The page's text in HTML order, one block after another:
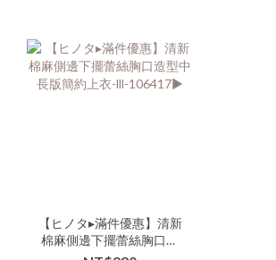
【ヒノタ▸滿件優惠】清新
棉麻側邊下擺蕾絲胸口造
型中長版簡約上衣-lll-